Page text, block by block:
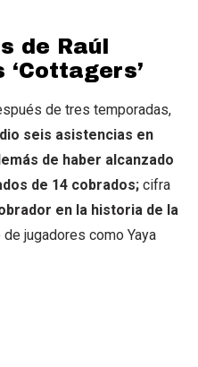
de Raúl
de tres temporadas,
seis asistencias en
de haber alcanzado
de 14 cobrados; cifra
en la historia de la
jugadores como Yaya